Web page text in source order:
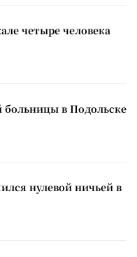
четыре человека
больницы в Подольске
нулевой ничьей в